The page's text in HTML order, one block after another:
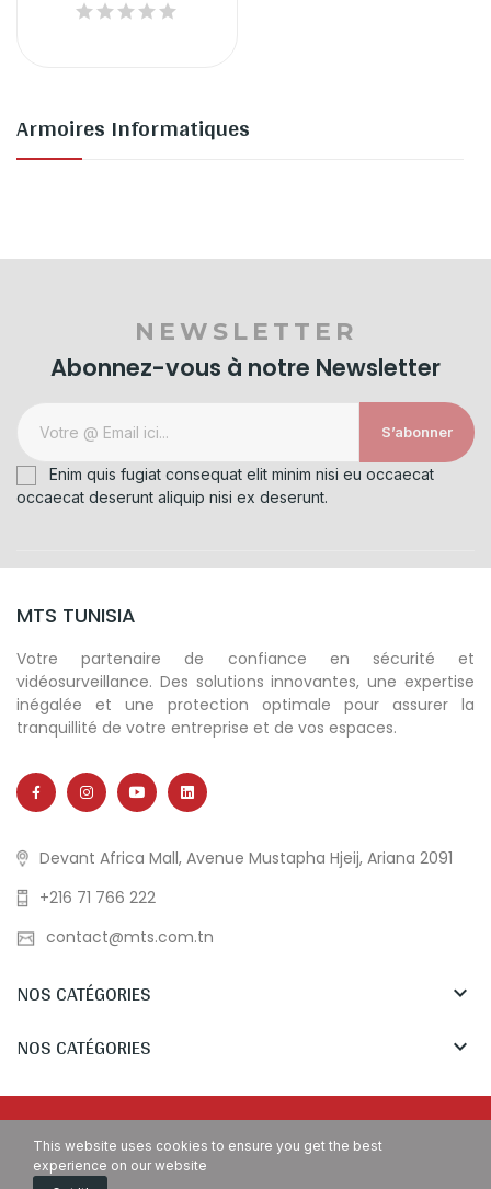
Armoires Informatiques
NEWSLETTER
Abonnez-vous à notre Newsletter
S’abonner
Enim quis fugiat consequat elit minim nisi eu occaecat
occaecat deserunt aliquip nisi ex deserunt.
MTS TUNISIA
Votre partenaire de confiance en sécurité et
vidéosurveillance. Des solutions innovantes, une expertise
inégalée et une protection optimale pour assurer la
tranquillité de votre entreprise et de vos espaces.
Devant Africa Mall, Avenue Mustapha Hjeij, Ariana 2091
+216 71 766 222
contact@mts.com.tn
NOS CATÉGORIES 
NOS CATÉGORIES 
This website uses cookies to ensure you get the best
experience on our website